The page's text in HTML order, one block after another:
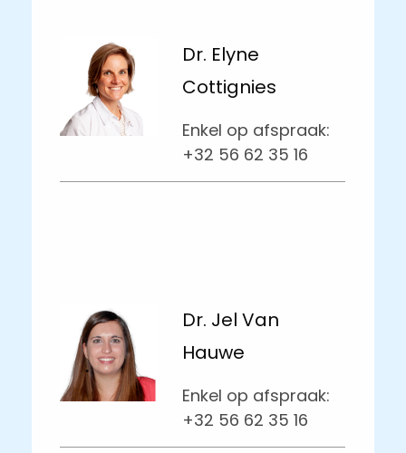
Dr. Elyne
Cottignies
Enkel op afspraak:
+32 56 62 35 16
Dr. Jel Van
Hauwe
Enkel op afspraak:
+32 56 62 35 16